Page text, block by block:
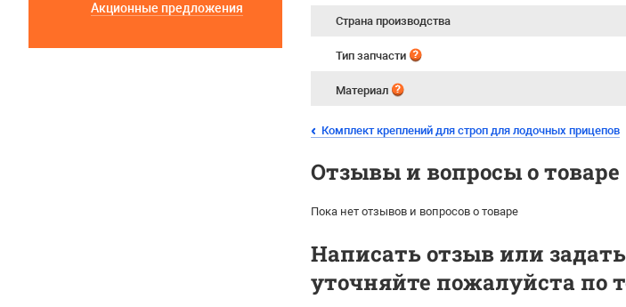
Страна производства
Тип запчасти
Материал
Комплект креплений для строп для лодочных прицепов
Отзывы и вопросы о товаре
Пока нет отзывов и вопросов о товаре
Написать отзыв или
уточняйте пожалуйста по
Акционные предложения